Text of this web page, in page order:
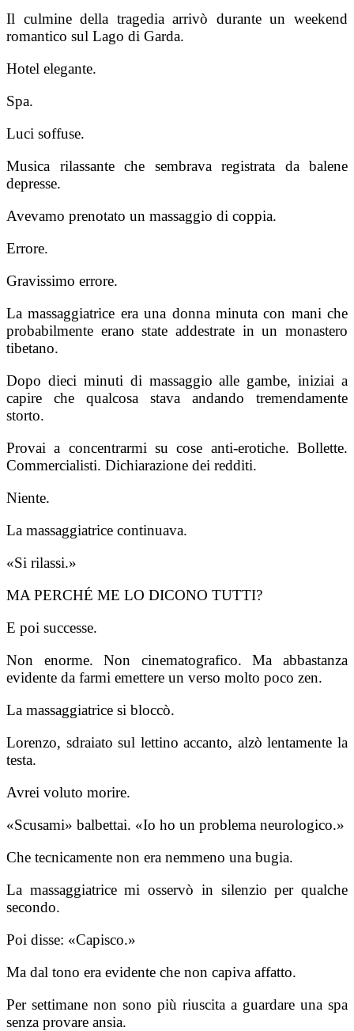
Il culmine della tragedia arrivò durante un weekend
romantico sul Lago di Garda.
Hotel elegante.
Spa.
Luci soffuse.
Musica rilassante che sembrava registrata da balene
depresse.
Avevamo prenotato un massaggio di coppia.
Errore.
Gravissimo errore.
La massaggiatrice era una donna minuta con mani che
probabilmente erano state addestrate in un monastero
tibetano.
Dopo dieci minuti di massaggio alle gambe, iniziai a
capire che qualcosa stava andando tremendamente
storto.
Provai a concentrarmi su cose anti-erotiche. Bollette.
Commercialisti. Dichiarazione dei redditi.
Niente.
La massaggiatrice continuava.
«Si rilassi.»
MA PERCHÉ ME LO DICONO TUTTI?
E poi successe.
Non enorme. Non cinematografico. Ma abbastanza
evidente da farmi emettere un verso molto poco zen.
La massaggiatrice si bloccò.
Lorenzo, sdraiato sul lettino accanto, alzò lentamente la
testa.
Avrei voluto morire.
«Scusami» balbettai. «Io ho un problema neurologico.»
Che tecnicamente non era nemmeno una bugia.
La massaggiatrice mi osservò in silenzio per qualche
secondo.
Poi disse: «Capisco.»
Ma dal tono era evidente che non capiva affatto.
Per settimane non sono più riuscita a guardare una spa
senza provare ansia.